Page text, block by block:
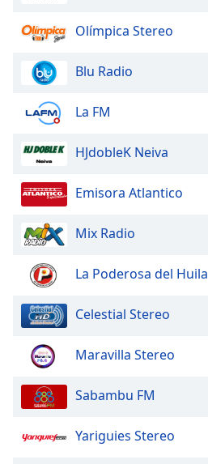
Background
Caption
Area
Background
Color
Opacity
Font
Edge
Style
Olímpica Stereo
Blu Radio
La FM
HJdobleK Neiva
Emisora Atlantico
Mix Radio
La Poderosa del Huila
Celestial Stereo
Maravilla Stereo
Sabambu FM
Yariguies Stereo